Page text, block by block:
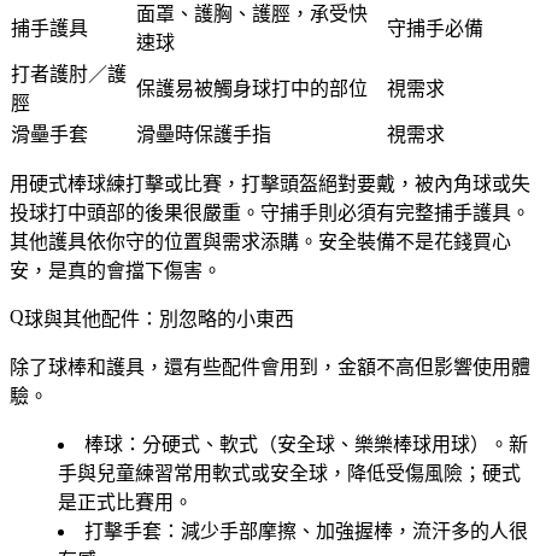
捕手護具
面罩、護胸、護脛，承受快
速球
守捕手必備
打者護肘／護
脛
保護易被觸身球打中的部位 視需求
滑壘手套 滑壘時保護手指 視需求
用硬式棒球練打擊或比賽，打擊頭盔絕對要戴 ，被內角球或失
投球打中頭部的後果很嚴重。守捕手則必須有完整捕手護具。
其他護具依你守的位置與需求添購。安全裝備不是花錢買心
安，是真的會擋下傷害。
球與其他配件：別忽略的小東西
除了球棒和護具，還有些配件會用到，金額不高但影響使用體
驗。
棒球 ：分硬式、軟式（安全球、樂樂棒球用球）。新
手與兒童練習常用軟式或安全球，降低受傷風險；硬式
是正式比賽用。
打擊手套 ：減少手部摩擦、加強握棒，流汗多的人很